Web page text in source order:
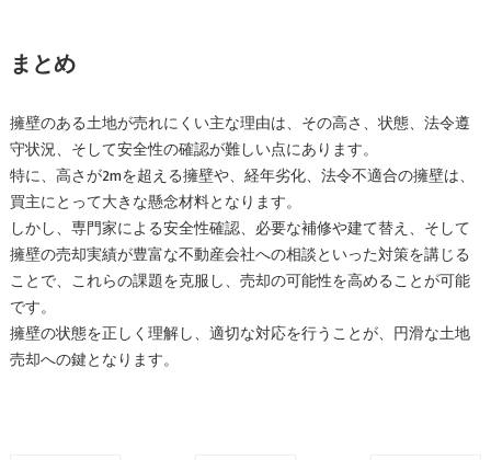
まとめ
擁壁のある土地が売れにくい主な理由は、その高さ、状態、法令遵
守状況、そして安全性の確認が難しい点にあります。
特に、高さが2mを超える擁壁や、経年劣化、法令不適合の擁壁は、
買主にとって大きな懸念材料となります。
しかし、専門家による安全性確認、必要な補修や建て替え、そして
擁壁の売却実績が豊富な不動産会社への相談といった対策を講じる
ことで、これらの課題を克服し、売却の可能性を高めることが可能
です。
擁壁の状態を正しく理解し、適切な対応を行うことが、円滑な土地
売却への鍵となります。